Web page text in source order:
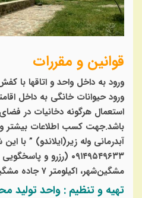
قوانین و مقررات
ورود به داخل واحد و اتاقها با
ورود حیوانات خانگی به داخل
استعمال هرگونه دخانیات در
باشد.جهت کسب اطلاعات بیشتر و
آبدرمانی وله زیر(ایلاندو) ” با
۰۹۱۴۹۵۴۹۶۳۳ (رزرو و پاسخگویی تلفنی)
مشگین‌شهر، اکیلومتر ۷ جاده مشگین شهر ، قینرجه
تهیه و تنظیم : واحد تولید